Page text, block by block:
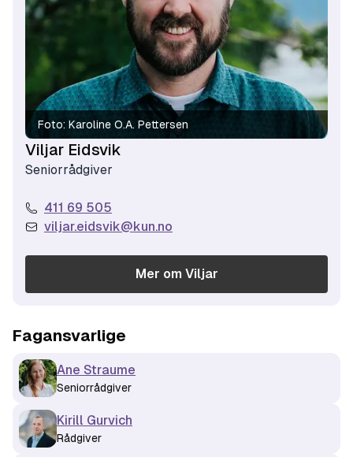
Foto: Karoline O.A. Pettersen
Viljar Eidsvik
Seniorrådgiver
411 69 505
viljar.eidsvik@kun.no
Mer om Viljar
Fagansvarlige
Ane Straume
Seniorrådgiver
Kirill Gurvich
Rådgiver